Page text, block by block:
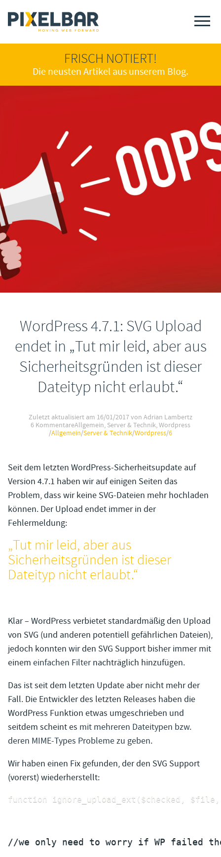
FRISCH NOTIERT!
Die neusten Artikel aus unserem Blog.
WordPress 4.7.1: SVG Upload
endet in „Tut mir leid, aber aus
Sicherheitsgründen ist dieser
Dateityp nicht erlaubt.“
Zuletzt aktualisiert am 16/01/2017von Adrian Lambertz
6 KommentareAllgemein, Server & Technik,Wordpress
/Allgemein/Server & Technik/Wordpress/6
Seit dem letzten WordPress-Sicherheitsupdate auf
Version 4.7.1 haben wir auf einigen Seiten das
Problem, dass wir keine SVG-Dateien mehr hochladen
können. Der Upload endet immer in der
Fehlermeldung:
„Tut mir leid, aber aus
Sicherheitsgründen ist dieser
Dateityp nicht erlaubt.“
Klar – WordPress verbietet standardmäßig den Upload
von SVG (und anderen potentiell gefährlichen Dateien),
jedoch konnten wir den SVG Support bisher immer mit
einem einfachen Filternachträglich hinzufügen.
Das ist seit dem letzten Update aber nicht mehr der
Fall. Die Entwickler des letzten Releases haben die
WordPress Funktion etwas umgeschrieben und
seitdem scheint es mit mehreren Dateitypen bzw.
deren MIME-Types Probleme zu geben.
Wir haben einen Fix gefunden, der den SVG Support
(vorerst) wiederherstellt:
function ignore_upload_ext($checked,
//we only need to worry if WP failed